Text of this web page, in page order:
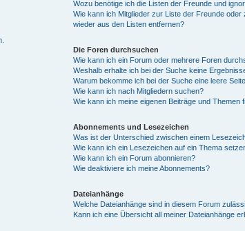
Wozu benötige ich die Listen der Freunde und
Wie kann ich Mitglieder zur Liste der Freunde
wieder aus den Listen entfernen?
Die Foren durchsuchen
Wie kann ich ein Forum oder mehrere Foren
Weshalb erhalte ich bei der Suche keine
Warum bekomme ich bei der Suche eine leere
Wie kann ich nach Mitgliedern suchen?
Wie kann ich meine eigenen Beiträge und Themen
Abonnements und Lesezeichen
Was ist der Unterschied zwischen einem
Wie kann ich ein Lesezeichen auf ein Thema
Wie kann ich ein Forum abonnieren?
Wie deaktiviere ich meine Abonnements?
Dateianhänge
Welche Dateianhänge sind in diesem Forum
Kann ich eine Übersicht all meiner Dateianhänge